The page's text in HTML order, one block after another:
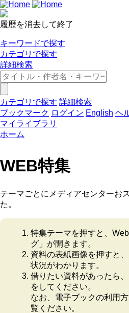
履歴を消去して終了
キーワードで探す
カテゴリで探す
詳細検索
カテゴリで探す 詳細検索
ブックマーク ログイン English ヘ
マイライブラリ
ホーム
WEB特集
テーマごとにメディアセンターお
た。
特集テーマを押すと、
グ」が開きます。
資料の表紙画像を押すと
状況がわかります。
借りたい資料があったら
をしてください。
なお、電子ブックの利用
覧ください。